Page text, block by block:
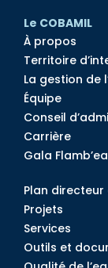
Le COBAMIL
À propos
Territoire
La gestion de
Équipe
Conseil
Carrière
Gala
Plan directeur
Projets
Services
Outils et